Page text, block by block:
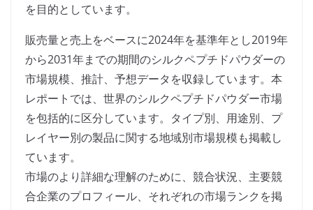
を目的としています。
販売量と売上をベースに2024年を基準年とし2019年
から2031年までの期間のシルクペプチドパウダーの
市場規模、推計、予想データを収録しています。本
レポートでは、世界のシルクペプチドパウダー市場
を包括的に区分しています。タイプ別、用途別、プ
レイヤー別の製品に関する地域別市場規模も掲載し
ています。
市場のより詳細な理解のために、競合状況、主要競
合企業のプロフィール、それぞれの市場ランクを掲